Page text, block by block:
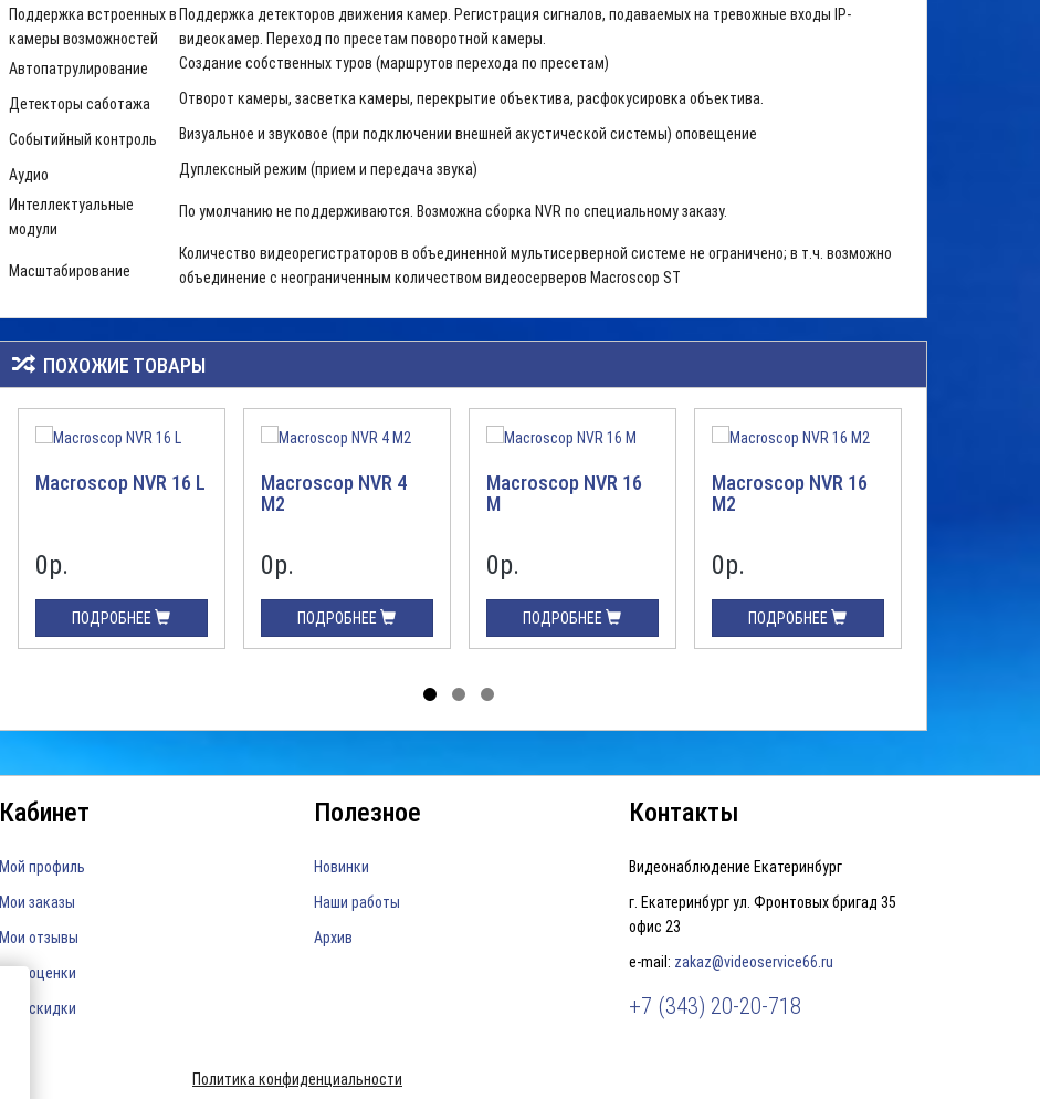
Поддержка встроенных в
камеры возможностей
Поддержка детекторов движения камер. Регистрация сигналов, подаваемых на тревожные входы IP-
видеокамер. Переход по пресетам поворотной камеры.
Автопатрулирование
Создание собственных туров (маршрутов перехода по пресетам)
Детекторы саботажа Отворот камеры, засветка камеры, перекрытие объектива, расфокусировка объектива.
Событийный контроль Визуальное и звуковое (при подключении внешней акустической системы) оповещение
Аудио
Дуплексный режим (прием и передача звука)
Интеллектуальные
модули
По умолчанию не поддерживаются. Возможна сборка NVR по специальному заказу.
Масштабирование
Количество видеорегистраторов в объединенной мультисерверной системе не ограничено; в т.ч. возможно
объединение с неограниченным количеством видеосерверов Macroscop ST
ПОХОЖИЕ ТОВАРЫ
Macroscop NVR 16 L
0р.
ПОДРОБНЕЕ
Macroscop NVR 4
M2
0р.
ПОДРОБНЕЕ
Macroscop NVR 16
M
0р.
ПОДРОБНЕЕ
Macroscop NVR 16
M2
0р.
ПОДРОБНЕЕ
Кабинет
Мой профиль
Мои заказы
Мои отзывы
Мои оценки
Мои скидки
Полезное
Новинки
Наши работы
Архив
Контакты
Видеонаблюдение Екатеринбург
г. Екатеринбург ул. Фронтовых бригад 35
офис 23
e-mail: zakaz@videoservice66.ru
+7 (343) 20-20-718
Политика конфиденциальности